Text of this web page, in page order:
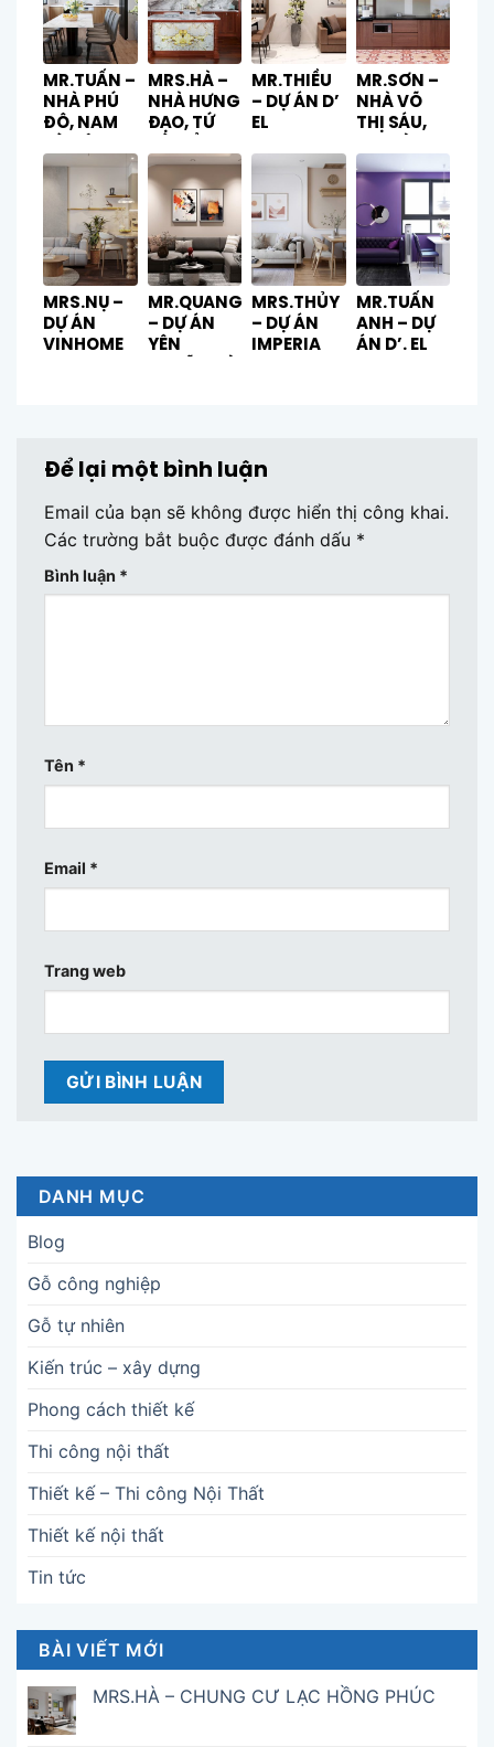
MR.TUẤN –
NHÀ PHÚ
ĐÔ, NAM
MRS.HÀ –
NHÀ HƯNG
ĐẠO, TỨ
DƯƠNG
MR.THIỀU
– DỰ ÁN D’
EL
TÂY HỒ
MR.SƠN –
NHÀ VÕ
THỊ SÁU,
TRƯNG
MRS.NỤ –
DỰ ÁN
VINHOME
MR.QUANG
– DỰ ÁN
YÊN
MRS.THỦY
– DỰ ÁN
IMPERIA
MR.TUẤN
ANH – DỰ
ÁN D’. EL
Để lại một bình luận
Email của bạn sẽ không được hiển thị công khai.
Các trường bắt buộc được đánh dấu *
Bình luận *
Tên *
Email *
Trang web
DANH MỤC
Blog
Gỗ công nghiệp
Gỗ tự nhiên
Kiến trúc – xây dựng
Phong cách thiết kế
Thi công nội thất
Thiết kế – Thi công Nội Thất
Thiết kế nội thất
Tin tức
BÀI VIẾT MỚI
MRS.HÀ – CHUNG CƯ LẠC HỒNG PHÚC